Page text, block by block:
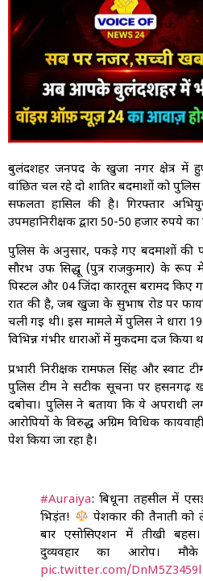
बुलंदशहर जनपद के खुर्जा नगर क्षेत्र में
वांछित चल रहे दो शातिर बदमाशों को
सफलता हासिल की है। गिरफ्तार
उपमहानिरीक्षक द्वारा 50-50 हजार रुपये का
पुलिस के अनुसार, पकड़े गए बदमाशों की
सौरभ उर्फ सिद्धू (पुत्र राजकुमार) के
पिस्टल और 04 जिंदा कारतूस बरामद किए
रात की है, जब खुर्जा के सुभाष रोड पर
चली गई थी। इस मामले में पुलिस ने धारा
विभिन्न गंभीर धाराओं में मुकदमा दर्ज किया
प्रभारी निरीक्षक रामफल सिंह और स्वाट
पुलिस टीम ने सटीक सूचना पर हसनगढ़
दबोचा। पुलिस ने बताया कि ये अपराधी
आरोपियों के विरुद्ध अग्रिम विधिक
पेश किया जा रहा है।
#Auraiya: बिधूना तहसील में
भिड़ंत!
पेशकार की तैनाती को
बार एसोसिएशन में तीखी
दुर्व्यवहार का आरोप।
pic.twitter.com/DnM5Z3459l